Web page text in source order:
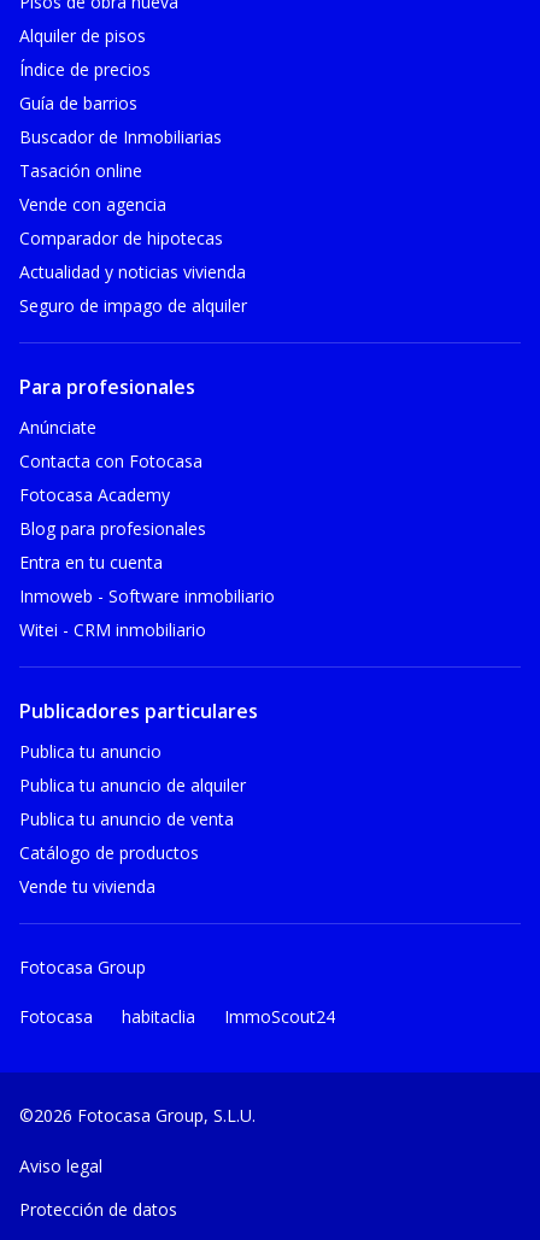
Alquiler de pisos
Índice de precios
Guía de barrios
Buscador de Inmobiliarias
Tasación online
Vende con agencia
Comparador de hipotecas
Actualidad y noticias vivienda
Seguro de impago de alquiler
Para profesionales
Anúnciate
Contacta con Fotocasa
Fotocasa Academy
Blog para profesionales
Entra en tu cuenta
Inmoweb - Software inmobiliario
Witei - CRM inmobiliario
Publicadores particulares
Publica tu anuncio
Publica tu anuncio de alquiler
Publica tu anuncio de venta
Catálogo de productos
Vende tu vivienda
Fotocasa Group
Fotocasa habitaclia ImmoScout24
©2026 Fotocasa Group, S.L.U.
Aviso legal
Protección de datos